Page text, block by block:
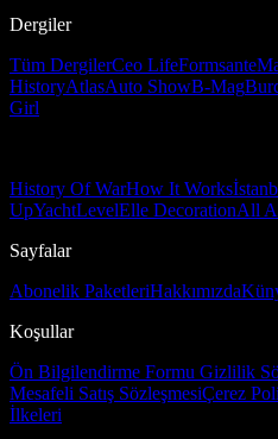
Dergiler
Tüm DergilerCeo LifeFormsante
HistoryAtlasAuto ShowB-Mag
Girl
History Of WarHow It Works
UpYachtLevelElle DecorationAll
Sayfalar
Abonelik PaketleriHakkımızda
Koşullar
Ön Bilgilendirme Formu Gizlilik
Mesafeli Satış SözleşmesiÇerez
İlkeleri